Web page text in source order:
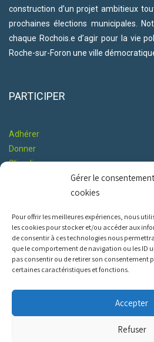
Gérer le
cookies
Pour offrir les meilleures expériences, nous
les cookies pour stocker et/ou accéder aux
de consentir à ces technologies nous
que le comportement de navigation ou les ID
pas consentir ou de retirer son consentement
certaines caractéristiques et fonctions.
Accepter
Refuser
construction d’un projet ambitieux
prochaines élections municipales.
chaque Rochois.e d’agir pour la vie
Roche-sur-Foron une ville
PARTICIPER
Adhérer
Donner
S'impliquer
Co-construire le Programme
RESTONS EN CONTACT